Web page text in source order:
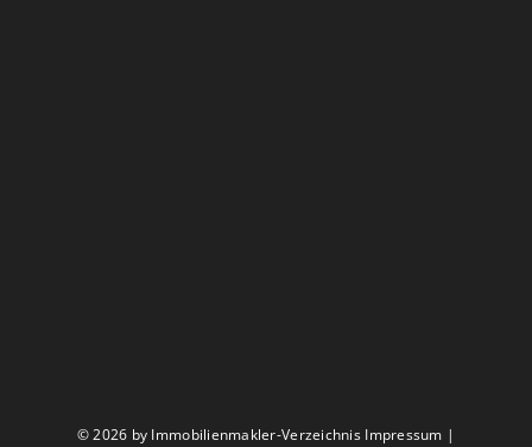
©2026 by Immobilienmakler-Verzeichnis Impressum |